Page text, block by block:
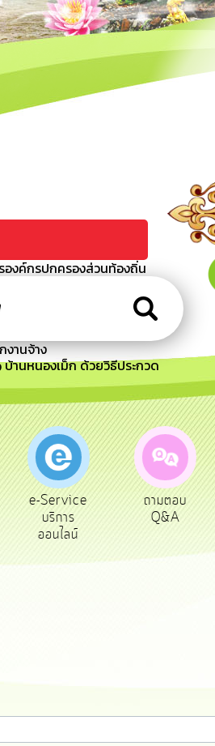
องค์กรปกครองส่วนท้องถิ่น
การดำเนินการสรรหาและ
งานจ้าง
บ้านหนองเม็ก ด้วยวิธีประกวด
e-Service
บริการ
ออนไลน์
ถามตอบ
Q&A